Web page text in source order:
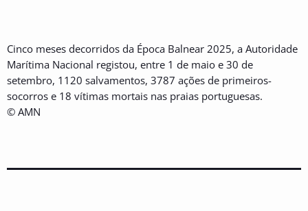
Cinco meses decorridos da Época Balnear 2025, a Autoridade
Marítima Nacional registou, entre 1 de maio e 30 de
setembro, 1120 salvamentos, 3787 ações de primeiros-
socorros e 18 vítimas mortais nas praias portuguesas.
© AMN